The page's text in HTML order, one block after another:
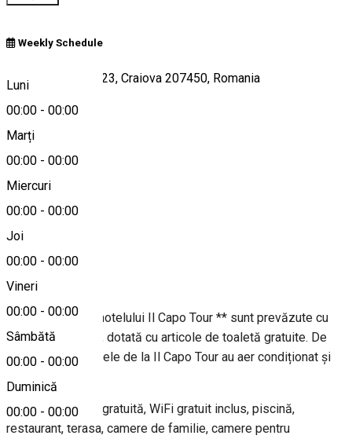
Weekly Schedule
Luni
00:00 - 00:00
Marți
00:00 - 00:00
Miercuri
00:00 - 00:00
Joi
00:00 - 00:00
Vineri
00:00 - 00:00
Sâmbătă
00:00 - 00:00
Duminică
00:00 - 00:00
Calea București 123, Craiova 207450, Romania
Hartă
Despre
Toate camerele motelului Il Capo Tour ** sunt prevăzute cu
TV și baie privată, dotată cu articole de toaletă gratuite. De
asemenea, camerele de la Il Capo Tour au aer condiționat și
Facilitati: parcare gratuită, WiFi gratuit inclus, piscină,
restaurant, terasa, camere de familie, camere pentru